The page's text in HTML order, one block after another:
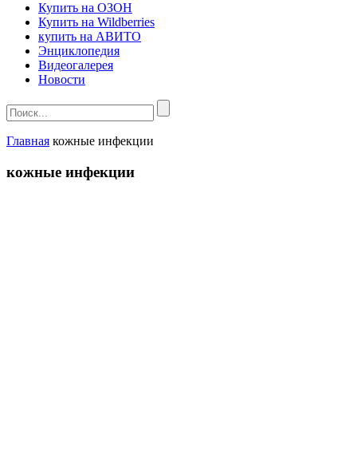
Купить на ОЗОН
Купить на Wildberries
купить на АВИТО
Энциклопедия
Видеогалерея
Новости
Главная кожные инфекции
кожные инфекции